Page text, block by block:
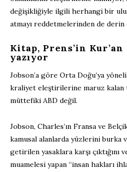
değişikliğiyle ilgili herhangi bir
atmayı reddetmelerinden de derin
Kitap, Prens’in Kur’an
yazıyor
Jobson’a göre Orta Doğu’ya
kraliyet eleştirilerine maruz kalan
müttefiki ABD değil.
Jobson, Charles’ın Fransa ve
kamusal alanlarda yüzlerini burka
getirilen yasaklara karşı çıktığını
muamelesi yapan “insan hakları